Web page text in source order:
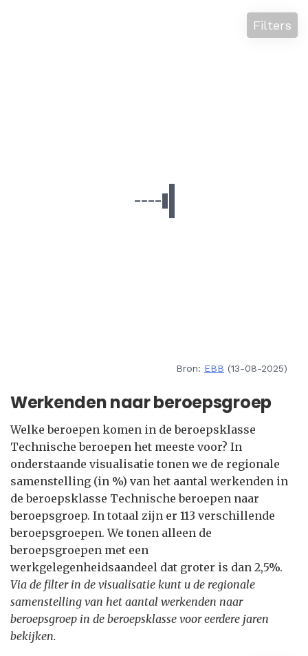
Filters
Bron: EBB (13-08-2025)
Werkenden naar beroepsgroep
Welke beroepen komen in de beroepsklasse
Technische beroepen het meeste voor? In
onderstaande visualisatie tonen we de regionale
samenstelling (in %) van het aantal werkenden in
de beroepsklasse Technische beroepen naar
beroepsgroep. In totaal zijn er 113 verschillende
beroepsgroepen. We tonen alleen de
beroepsgroepen met een
werkgelegenheidsaandeel dat groter is dan 2,5%.
Via de filter in de visualisatie kunt u de regionale
samenstelling van het aantal werkenden naar
beroepsgroep in de beroepsklasse voor eerdere jaren
bekijken.